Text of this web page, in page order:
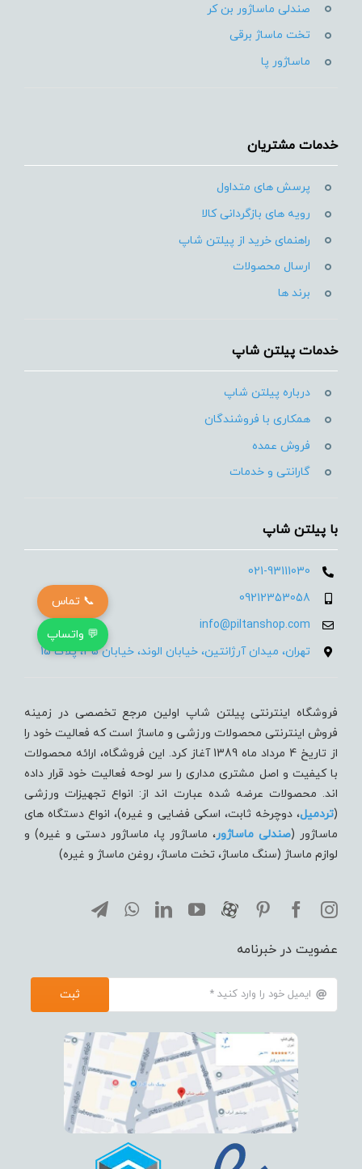
صندلی ماساژور بن کر
تخت ماساژ برقی
ماساژور پا
خدمات مشتریان
پرسش های متداول
رویه های بازگردانی کالا
راهنمای خرید از پیلتن شاپ
ارسال محصولات
برند ها
خدمات پیلتن شاپ
درباره پیلتن شاپ
همکاری با فروشندگان
فروش عمده
گارانتی و خدمات
با پیلتن شاپ
021-93111030
09212353058
info@piltanshop.com
تهران، میدان آرژانتین، خیابان الوند، خیابان 35، پلاک 15
فروشگاه اینترنتی پیلتن شاپ اولین مرجع تخصصی در زمینه
فروش اینترنتی محصولات ورزشی و ماساژ است که فعالیت خود را
از تاریخ 4 مرداد ماه 1389 آغاز کرد. این فروشگاه، ارائه محصولات
با کیفیت و اصل مشتری مداری را سر لوحه فعالیت خود قرار داده
اند. محصولات عرضه شده عبارت اند از: انواع تجهیزات ورزشی
(تردميل، دوچرخه ثابت، اسکی فضایی و غیره)، انواع دستگاه های
ماساژور (صندلی ماساژور، ماساژور پا، ماساژور دستی و غیره) و
لوازم ماساژ (سنگ ماساژ، تخت ماساژ، روغن ماساژ و غیره)
عضویت در خبرنامه
ثبت
📞 تماس
💬 واتساپ